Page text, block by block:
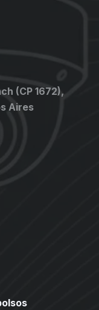
(CP 1672),
Aires